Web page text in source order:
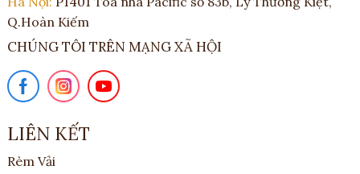
Q.Hoàn Kiếm
CHÚNG TÔI TRÊN MẠNG XÃ HỘI
LIÊN KẾT
Rèm Vải